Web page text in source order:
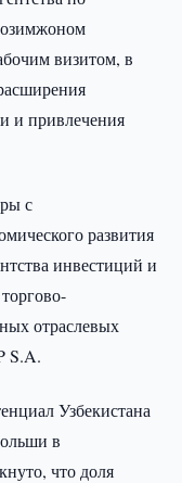
визитом, в
и привлечения
с
развития
инвестиций и
отраслевых
S.A.
Узбекистана
в
что доля